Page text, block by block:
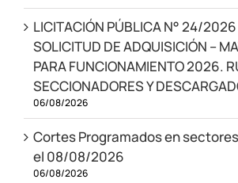
LICITACIÓN PÚBLICA N° 24/2026
SOLICITUD DE ADQUISICIÓN –
PARA FUNCIONAMIENTO 2026.
SECCIONADORES Y
06/08/2026
Cortes Programados en
el 08/08/2026
06/08/2026